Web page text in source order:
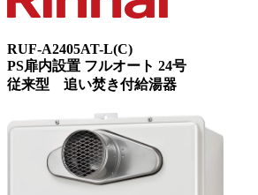
RUF-A2405AT-L(C)
PS扉内設置 フルオート 24号
従来型 追い焚き付給湯器